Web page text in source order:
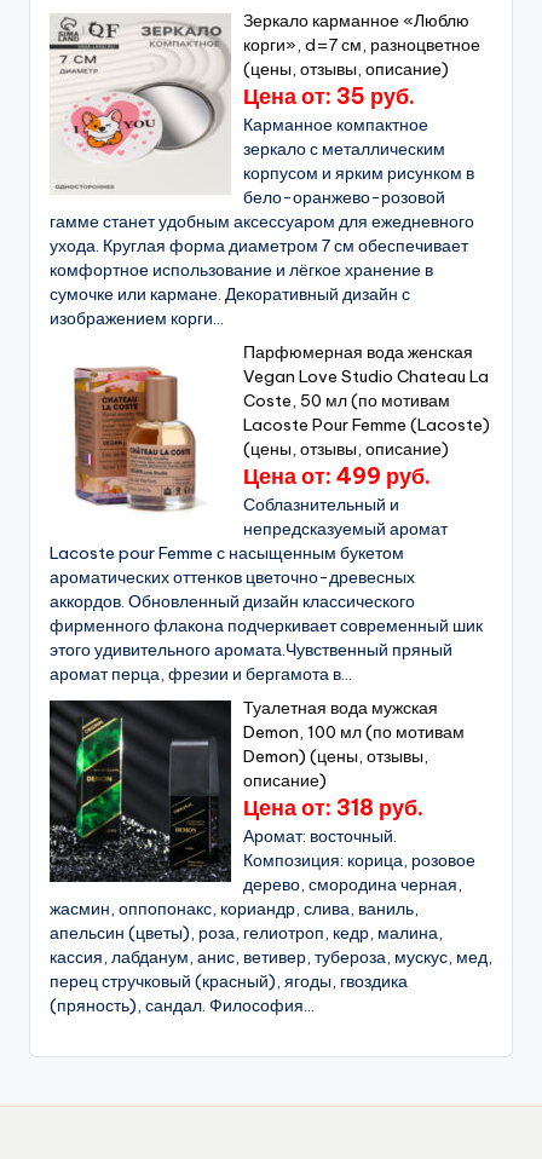
Зеркало карманное «Люблю
корги», d=7 см, разноцветное
(цены, отзывы, описание)
Цена от: 35 руб.
Карманное компактное
зеркало с металлическим
корпусом и ярким рисунком в
бело-оранжево-розовой
гамме станет удобным аксессуаром для ежедневного
ухода. Круглая форма диаметром 7 см обеспечивает
комфортное использование и лёгкое хранение в
сумочке или кармане. Декоративный дизайн с
изображением корги...
Парфюмерная вода женская
Vegan Love Studio Chateau La
Coste, 50 мл (по мотивам
Lacoste Pour Femme (Lacoste)
(цены, отзывы, описание)
Цена от: 499 руб.
Соблазнительный и
непредсказуемый аромат
Lacoste pour Femme с насыщенным букетом
ароматических оттенков цветочно-древесных
аккордов. Обновленный дизайн классического
фирменного флакона подчеркивает современный шик
этого удивительного аромата.Чувственный пряный
аромат перца, фрезии и бергамота в...
Туалетная вода мужская
Demon, 100 мл (по мотивам
Demon) (цены, отзывы,
описание)
Цена от: 318 руб.
Аромат: восточный.
Композиция: корица, розовое
дерево, смородина черная,
жасмин, оппопонакс, кориандр, слива, ваниль,
апельсин (цветы), роза, гелиотроп, кедр, малина,
кассия, лабданум, анис, ветивер, тубероза, мускус, мед,
перец стручковый (красный), ягоды, гвоздика
(пряность), сандал. Философия...